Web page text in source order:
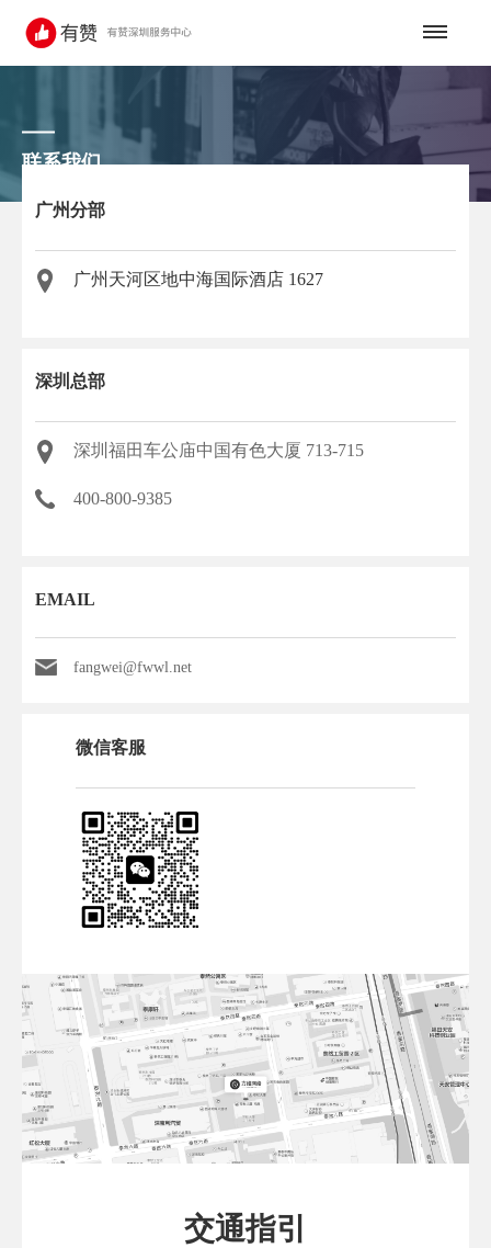
联系我们
广州分部
广州天河区地中海国际酒店 1627
深圳总部
深圳福田车公庙中国有色大厦 713-715
400-800-9385
EMAIL
fangwei@fwwl.net
微信客服
交通指引